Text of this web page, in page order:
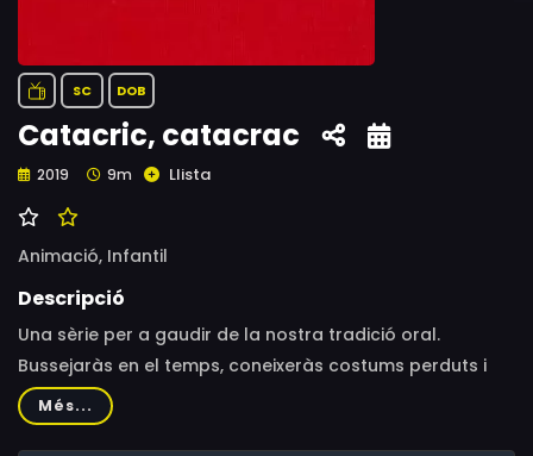
SC DOB
Catacric, catacrac
2019 9m Llista
Animació, Infantil
Descripció
Una sèrie per a gaudir de la nostra tradició oral.
Bussejaràs en el temps, coneixeràs costums perduts i
viatjaràs pel territori valencià.
Més...